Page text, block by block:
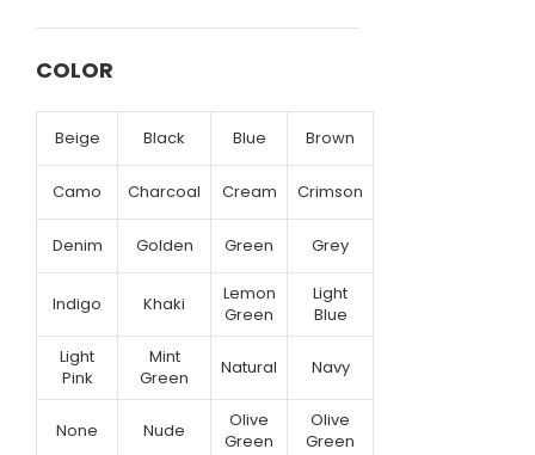
COLOR
Beige Black Blue Brown
Camo Charcoal Cream Crimson
Denim Golden Green Grey
Indigo Khaki
Lemon
Green
Light
Blue
Light
Pink
Mint
Green
Natural Navy
None Nude
Olive
Green
Olive
Green